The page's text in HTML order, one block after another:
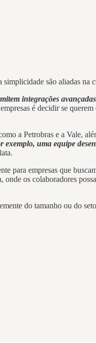
são aliadas na
integrações
é decidir se
a Petrobras e a Vale,
exemplo, uma equipe
para empresas que
os colaboradores
do tamanho ou do